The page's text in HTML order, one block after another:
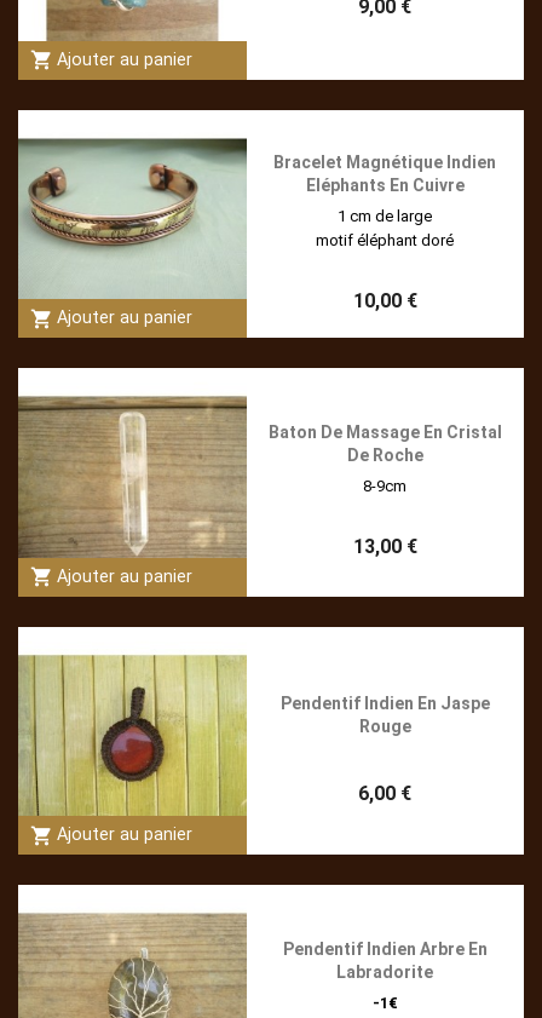
shopping_cart Ajouter au panier
9,00 €
shopping_cart Ajouter au panier
Bracelet Magnétique Indien
Eléphants En Cuivre
1 cm de large
motif éléphant doré
10,00 €
shopping_cart Ajouter au panier
Baton De Massage En Cristal
De Roche
8-9cm
13,00 €
shopping_cart Ajouter au panier
Pendentif Indien En Jaspe
Rouge
6,00 €
Pendentif Indien Arbre En
Labradorite
-1€